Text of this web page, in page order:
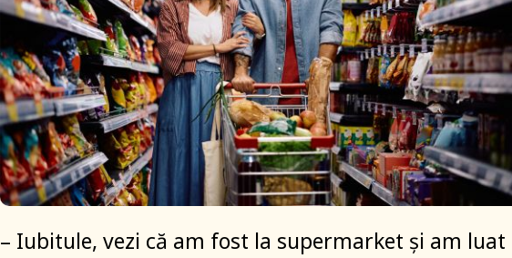
– Iubitule, vezi că am fost la supermarket și am luat